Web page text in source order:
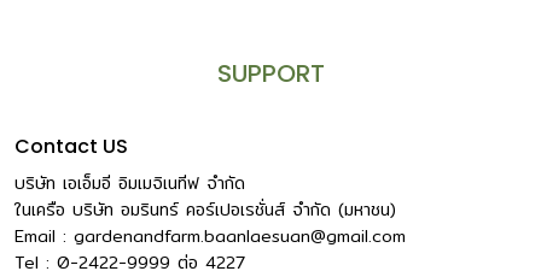
SUPPORT
Contact US
บริษัท เอเอ็มอี อิมเมจิเนทีฟ จำกัด
ในเครือ บริษัท อมรินทร์ คอร์เปอเรชั่นส์ จำกัด (มหาชน)
Email : gardenandfarm.baanlaesuan@gmail.com
Tel : 0-2422-9999 ต่อ 4227